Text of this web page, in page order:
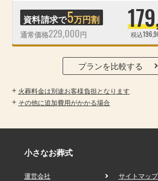
資料請求で5万円割
通常価格229,000円 税込
プランを比較する
火葬料金は別途お客様負担となります
その他に追加費用がかかる場合
小さなお葬式
運営会社
サイトマップ